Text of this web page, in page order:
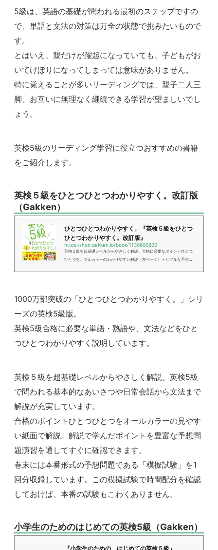
5級は、英語の基礎が問われる最初のステップですの
で、単語と文法の対策は万全の状態で挑みたいもので
す。
とはいえ、親だけが躍起になっていても、子どもがお
いてけぼりになってしまっては意味がありません。
特に覚えることが多いリーディングでは、親子二人三
脚、お互いに無理なく継続できる学習が望ましいでし
ょう。
英検5級のリーディング学習に役立つおすすめの書籍
をご紹介します。
英検５級をひとつひとつわかりやすく。改訂版
（Gakken）
ひとつひとつわかりやすく。『英検５級をひとつ
ひとつわかりやすく。改訂版』
https://hon.gakken.jp/book/1130600200
英検５級を超基礎レベルからやさしく解説。合格に必要なポイントひとつ
ひとつを、フルカラーのわかりやすい解説（左ページ）＋リアルな予想問
1000万部突破の「ひとつひとつわかりやすく。」シリ
ーズの英検5級版。
英検5級合格に必要な単語・熟語や、文法などをひと
つひとつわかりやすく説明しています。
英検５級を超基礎レベルからやさしく解説。英検5級
で問われる基本的なあいさつや日常会話から文法まで
解説が充実しています。
合格のポイントひとつひとつをオールカラーの見やす
い紙面で解説。解説で学んだポイントを豊富な予想問
題演習を通してすぐに確認できます。
巻末には本番形式の予想問題である「模擬試験」を1
回分収録しています。この模擬試験で時間配分を確認
しておけば、本番の試験もこわくありません。
小学生のためのはじめての英検5級（Gakken）
『小学生のための はじめての英検５級』